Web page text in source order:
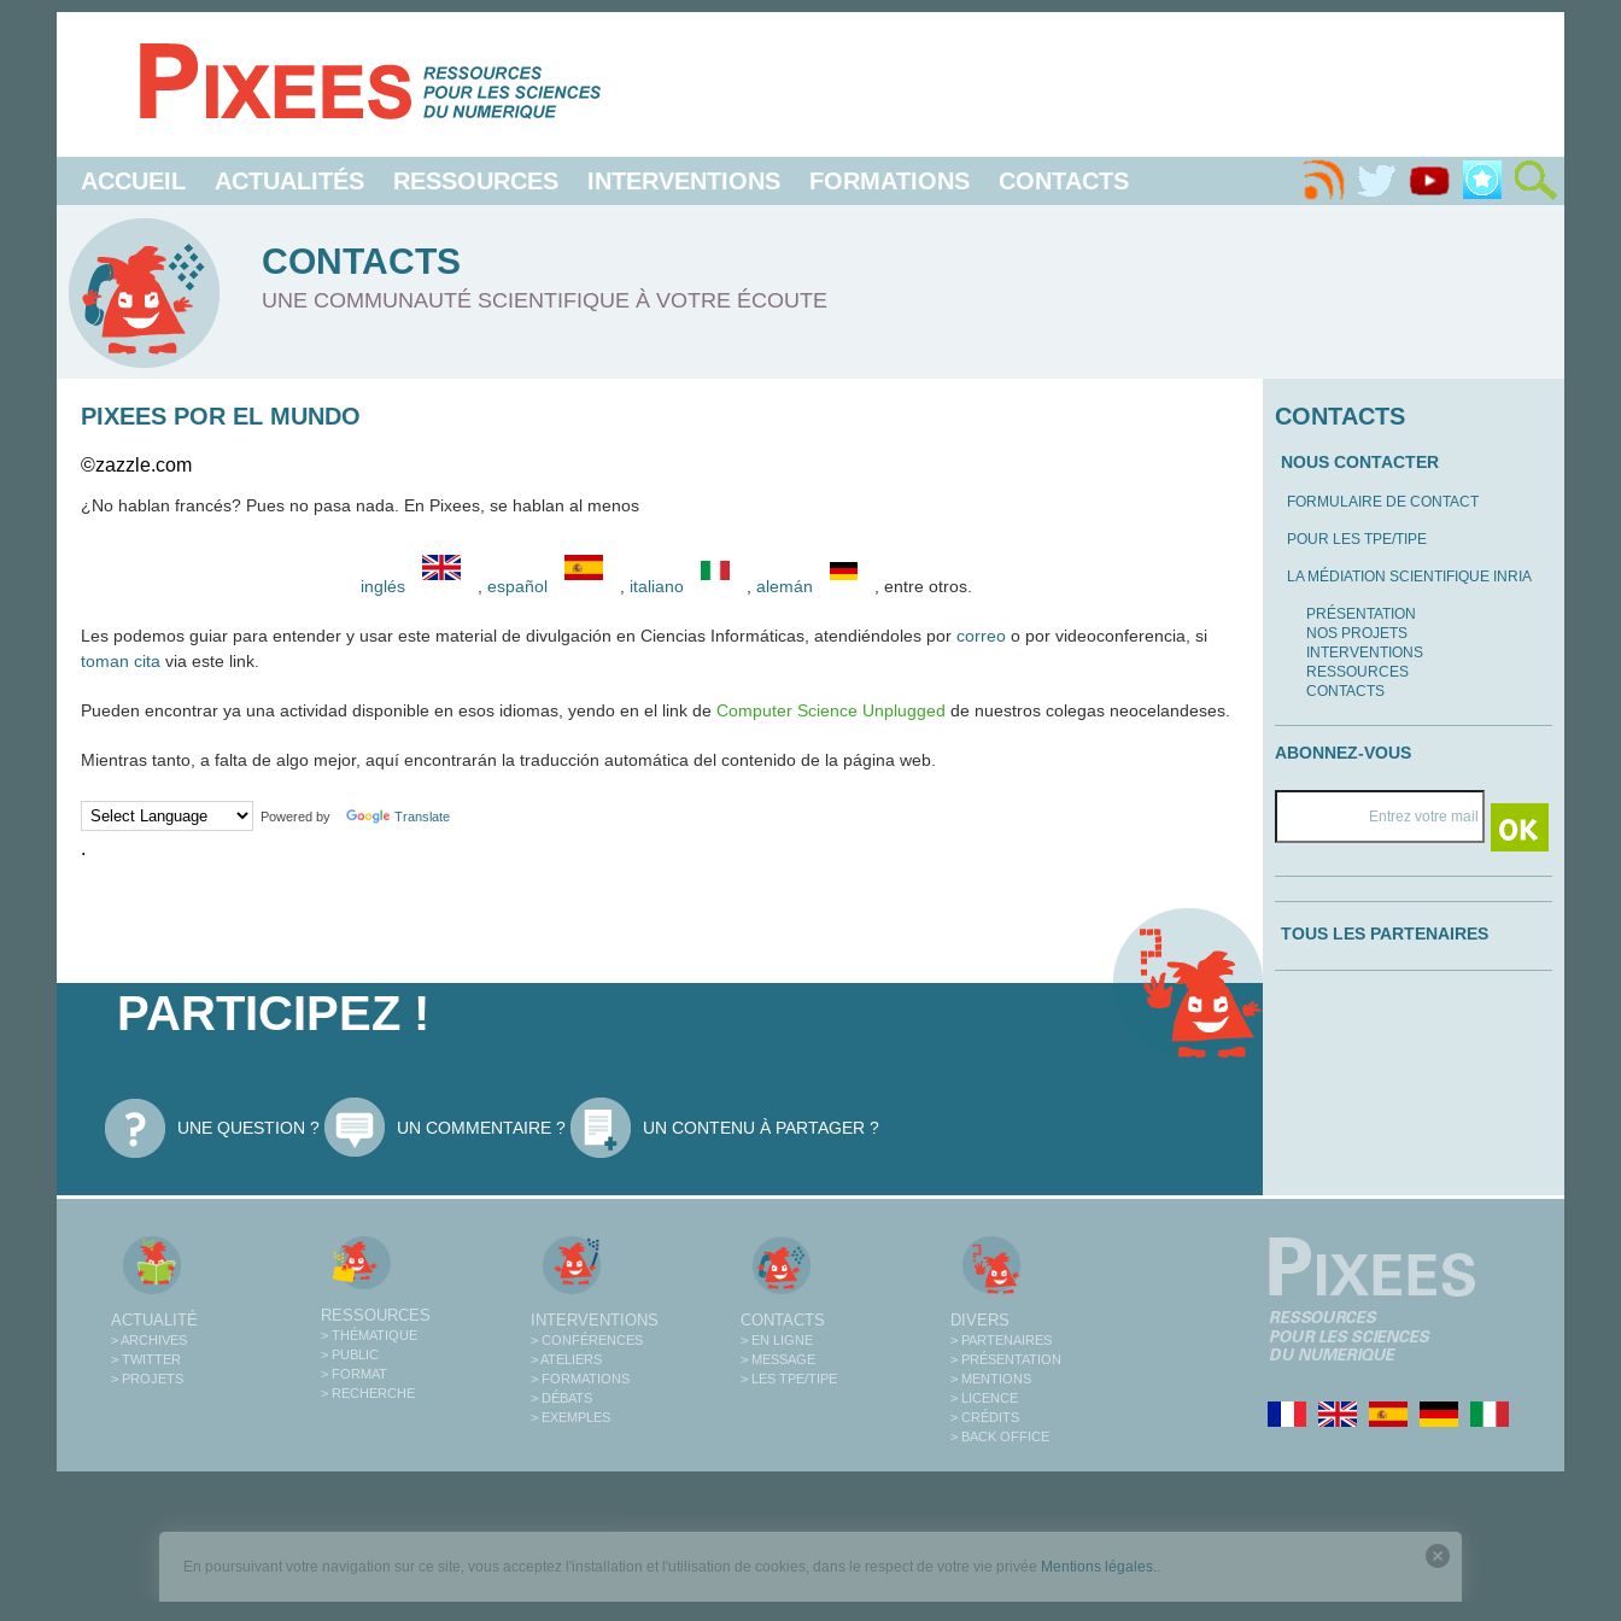
ACCUEIL ACTUALITÉS RESSOURCES INTERVENTIONS FORMATIONS CONTACTS
CONTACTS
UNE COMMUNAUTÉ SCIENTIFIQUE À VOTRE ÉCOUTE
PIXEES POR EL MUNDO
©zazzle.com
¿No hablan francés? Pues no pasa nada. En Pixees, se hablan al menos
inglés español italiano alemán , entre otros.
Les podemos guiar para entender y usar este material de divulgación en Ciencias Informáticas, atendiéndoles por correo o por videoconferencia, si
toman cita via este link.
Pueden encontrar ya una actividad disponible en esos idiomas, yendo en el link de Computer Science Unplugged de nuestros colegas neocelandeses.
Mientras tanto, a falta de algo mejor, aquí encontrarán la traducción automática del contenido de la página web.
Powered by Translate
.
PARTICIPEZ !
UNE QUESTION ? UN COMMENTAIRE ? UN CONTENU À PARTAGER ?
CONTACTS
NOUS CONTACTER
FORMULAIRE DE CONTACT
POUR LES TPE/TIPE
LA MÉDIATION SCIENTIFIQUE INRIA
PRÉSENTATION
NOS PROJETS
INTERVENTIONS
RESSOURCES
CONTACTS
ABONNEZ-VOUS
TOUS LES PARTENAIRES
ACTUALITÉ
> ARCHIVES
> TWITTER
> PROJETS
RESSOURCES
> THÉMATIQUE
> PUBLIC
> FORMAT
> RECHERCHE
INTERVENTIONS
> CONFÉRENCES
> ATELIERS
> FORMATIONS
> DÉBATS
> EXEMPLES
CONTACTS
> EN LIGNE
> MESSAGE
> LES TPE/TIPE
DIVERS
> PARTENAIRES
> PRÉSENTATION
> MENTIONS
> LICENCE
> CRÉDITS
> BACK OFFICE